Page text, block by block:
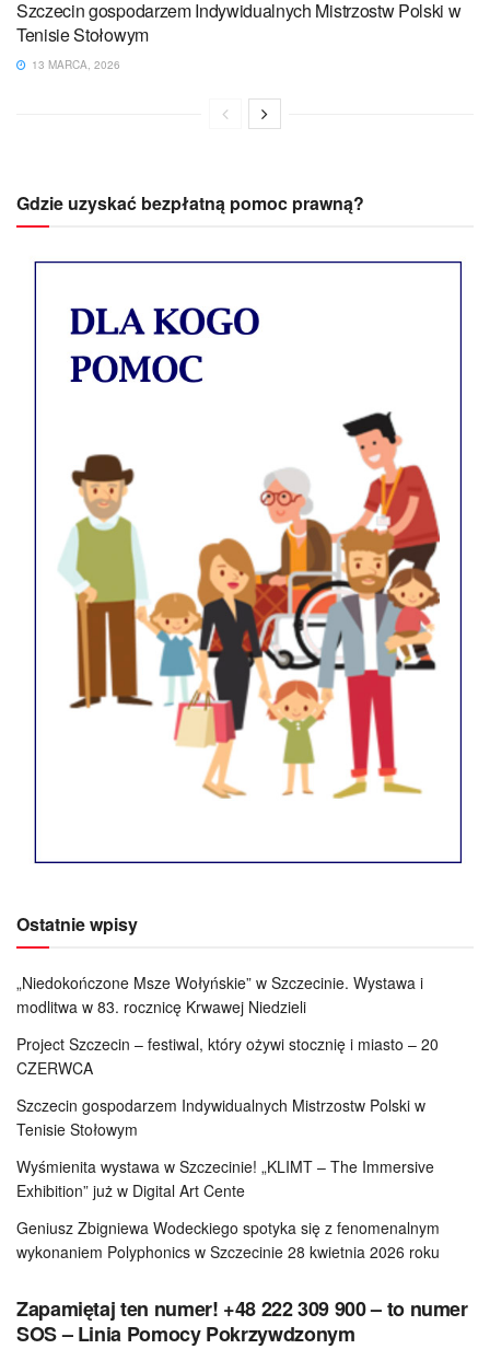
Szczecin gospodarzem Indywidualnych Mistrzostw Polski w
Tenisie Stołowym
13 MARCA, 2026
Gdzie uzyskać bezpłatną pomoc prawną?
Ostatnie wpisy
„Niedokończone Msze Wołyńskie” w Szczecinie. Wystawa i
modlitwa w 83. rocznicę Krwawej Niedzieli
Project Szczecin – festiwal, który ożywi stocznię i miasto – 20
CZERWCA
Szczecin gospodarzem Indywidualnych Mistrzostw Polski w
Tenisie Stołowym
Wyśmienita wystawa w Szczecinie! „KLIMT – The Immersive
Exhibition” już w Digital Art Cente
Geniusz Zbigniewa Wodeckiego spotyka się z fenomenalnym
wykonaniem Polyphonics w Szczecinie 28 kwietnia 2026 roku
Zapamiętaj ten numer! +48 222 309 900 – to numer
SOS – Linia Pomocy Pokrzywdzonym